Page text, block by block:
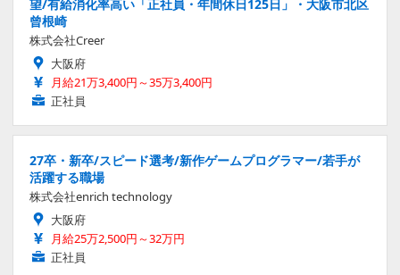
望/有給消化率高い「正社員・年間休日125日」・大阪市北区
曾根崎
株式会社Creer
大阪府
月給21万3,400円～35万3,400円
正社員
27卒・新卒/スピード選考/新作ゲームプログラマー/若手が
活躍する職場
株式会社enrich technology
大阪府
月給25万2,500円～32万円
正社員